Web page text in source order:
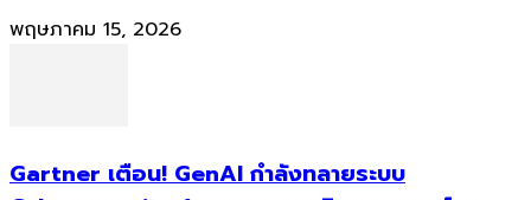
พฤษภาคม 15, 2026
Gartner เตือน! GenAI กำลังทลายระบบ